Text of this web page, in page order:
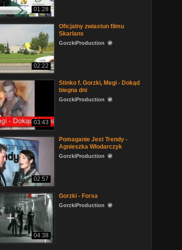
01:28
02:22
Oficjalny zwiastun filmu
Skarlans
GorzkiProduction
03:43
Stinko f. Gorzki, Megi - Dokąd
biegna dni
GorzkiProduction
02:57
Pomaganie Jest Trendy -
Agnieszka Włodarczyk
GorzkiProduction
04:38
Gorzki - Forsa
GorzkiProduction